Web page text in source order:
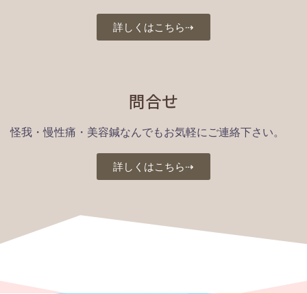
詳しくはこちら⇢
問合せ
怪我・慢性痛・美容鍼なんでもお気軽にご連絡下さい。
詳しくはこちら⇢